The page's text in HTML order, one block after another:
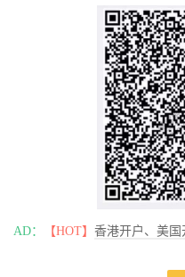
AD： 【HOT】 香港开户、美